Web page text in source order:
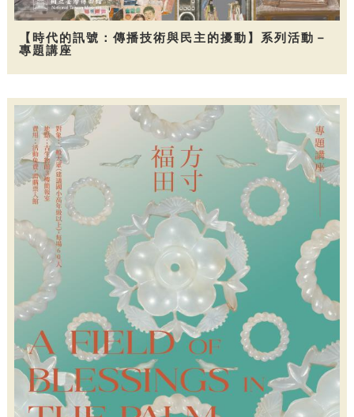
【時代的訊號：傳播技術與民主的擾動】系列活動－
專題講座